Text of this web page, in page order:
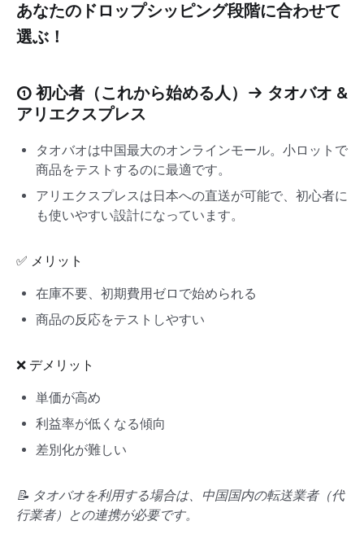
あなたのドロップシッピング段階に合わせて
選ぶ！
① 初心者（これから始める人）→ タオバオ &
アリエクスプレス
タオバオは中国最大のオンラインモール。小ロットで
商品をテストするのに最適です。
アリエクスプレスは日本への直送が可能で、初心者に
も使いやすい設計になっています。
✅ メリット
在庫不要、初期費用ゼロで始められる
商品の反応をテストしやすい
❌ デメリット
単価が高め
利益率が低くなる傾向
差別化が難しい
📝 タオバオを利用する場合は、中国国内の転送業者（代
行業者）との連携が必要です。